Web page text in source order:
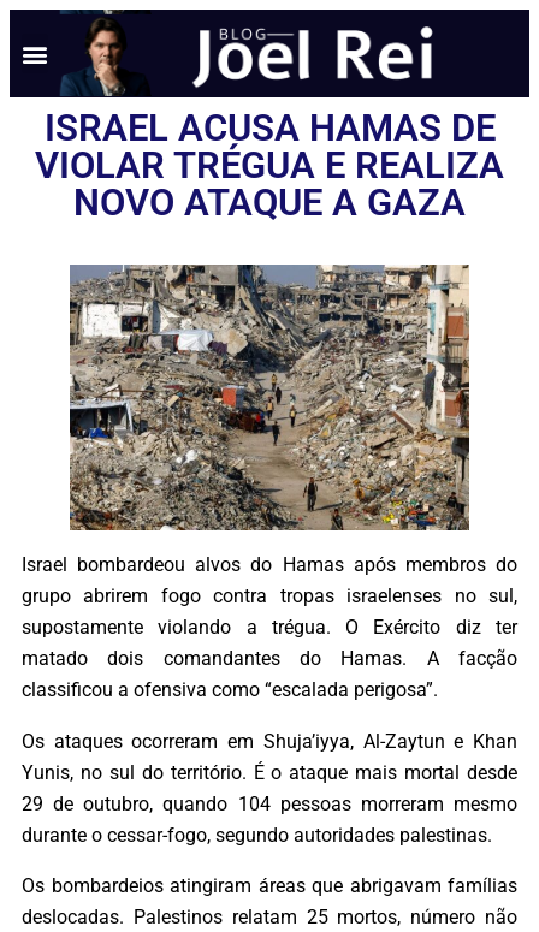
ISRAEL ACUSA HAMAS DE
VIOLAR TRÉGUA E REALIZA
NOVO ATAQUE A GAZA
Israel bombardeou alvos do Hamas após membros do
grupo abrirem fogo contra tropas israelenses no sul,
supostamente violando a trégua. O Exército diz ter
matado dois comandantes do Hamas. A facção
classificou a ofensiva como “escalada perigosa”.
Os ataques ocorreram em Shuja’iyya, Al-Zaytun e Khan
Yunis, no sul do território. É o ataque mais mortal desde
29 de outubro, quando 104 pessoas morreram mesmo
durante o cessar-fogo, segundo autoridades palestinas.
Os bombardeios atingiram áreas que abrigavam famílias
deslocadas. Palestinos relatam 25 mortos, número não